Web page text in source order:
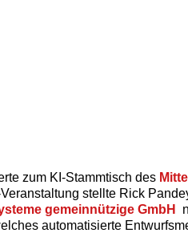
zum KI-Stammtisch des
stellte Rick
gemeinnützige GmbH
automatisierte